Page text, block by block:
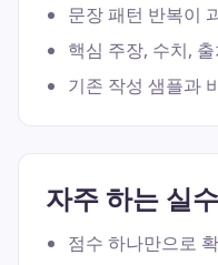
문장 패턴 반복이
핵심 주장, 수치,
기존 작성 샘플과
자주 하는 실수
점수 하나만으로